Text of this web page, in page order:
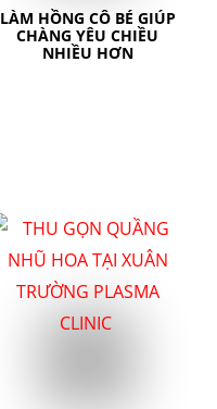
LÀM HỒNG CÔ BÉ GIÚP
CHÀNG YÊU CHIỀU
NHIỀU HƠN